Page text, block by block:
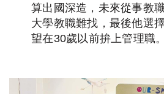
算出國深造，未來從事教
大學教職難找，最後他選
望在30歲以前拚上管理職。